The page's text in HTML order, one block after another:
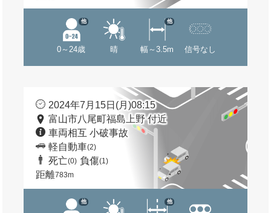
0～24歳
他
晴 幅～3.5m
他
信号なし
2024年7月15日(月)08:15
富山市八尾町福島上野 付近
車両相互 小破事故
軽自動車(2)
死亡(0) 負傷(1)
距離783m
他 他